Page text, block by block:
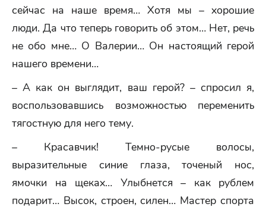
сейчас на наше время… Хотя мы – хорошие
люди. Да что теперь говорить об этом… Нет, речь
не обо мне… О Валерии… Он настоящий герой
нашего времени…
– А как он выглядит, ваш герой? – спросил я,
воспользовавшись возможностью переменить
тягостную для него тему.
– Красавчик! Темно-русые волосы,
выразительные синие глаза, точеный нос,
ямочки на щеках… Улыбнется – как рублем
подарит… Высок, строен, силен… Мастер спорта